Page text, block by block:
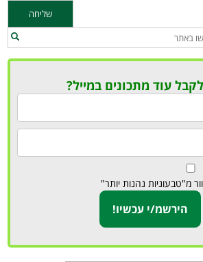
עוד מתכונים במייל?
מ"טבעוניות נהנות יותר"